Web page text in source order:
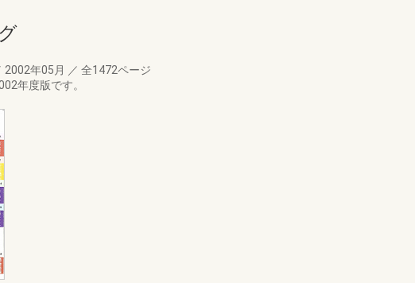
2002年05月 ／ 全1472ページ
年度版です。